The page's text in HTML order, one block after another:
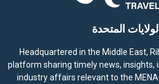
المتحدة
Headquartered in the Middle East,
platform sharing timely news, insights,
industry affairs relevant to the